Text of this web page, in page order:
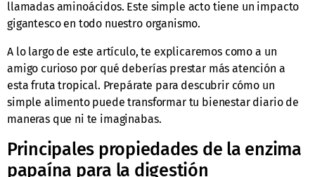
llamadas aminoácidos. Este simple acto tiene un impacto
gigantesco en todo nuestro organismo.
A lo largo de este artículo, te explicaremos como a un
amigo curioso por qué deberías prestar más atención a
esta fruta tropical. Prepárate para descubrir cómo un
simple alimento puede transformar tu bienestar diario de
maneras que ni te imaginabas.
Principales propiedades de la enzima
papaína para la digestión